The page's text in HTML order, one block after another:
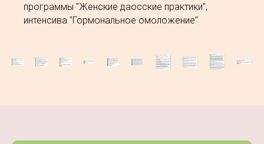
программы "Женские даосские практики",
интенсива "Гормональное омоложение"